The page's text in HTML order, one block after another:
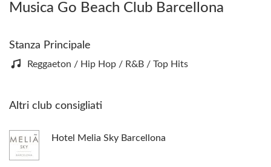
Musica Go Beach Club Barcellona
Stanza Principale
Reggaeton / Hip Hop / R&B / Top Hits
Altri club consigliati
Hotel Melia Sky Barcellona